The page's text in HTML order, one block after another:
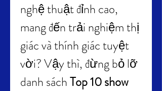
nghệ thuật đỉnh cao,
mang đến trải nghiệm thị
giác và thính giác tuyệt
vời? Vậy thì, đừng bỏ lỡ
danh sách Top 10 show